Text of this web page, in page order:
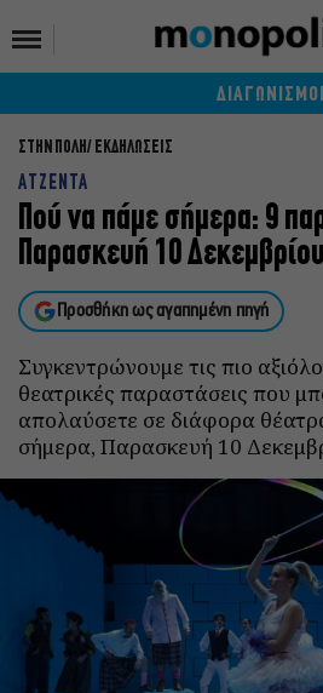
ΔΙΑΓΩΝΙΣΜΟΙ
ΣΤΗΝ ΠΟΛΗ ΕΚΔΗΛΩΣΕΙΣ
ΑΤΖΕΝΤΑ
Πού να πάμε σήμερα: 9
Παρασκευή 10 Δεκεμβρίου
Προσθήκη ως αγαπημένη πηγή
Συγκεντρώνουμε τις πιο
θεατρικές παραστάσεις που
απολαύσετε σε διάφορα
σήμερα, Παρασκευή 10